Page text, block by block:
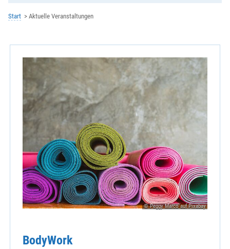
Neukirchen St. Christoph
Neustadt/WN, St. Georg
Oberwildenau, St. Michael
Parkstein, St. Pankratius
Pirk, Auferstehung Christi
Pleystein, St. Sigismund
Pressath, St. Georg
Püchersreuth, St. Peter und Paul
Roggenstein, St. Erhard
Schirmitz, Maria Königin
Schwarzenbach, St. Anton
Speinshart, Maria Immaculata
Vohenstrauß, Maria Immaculata
Start Aktuelle Veranstaltungen
© Peggy Marco auf Pixabay
BodyWork